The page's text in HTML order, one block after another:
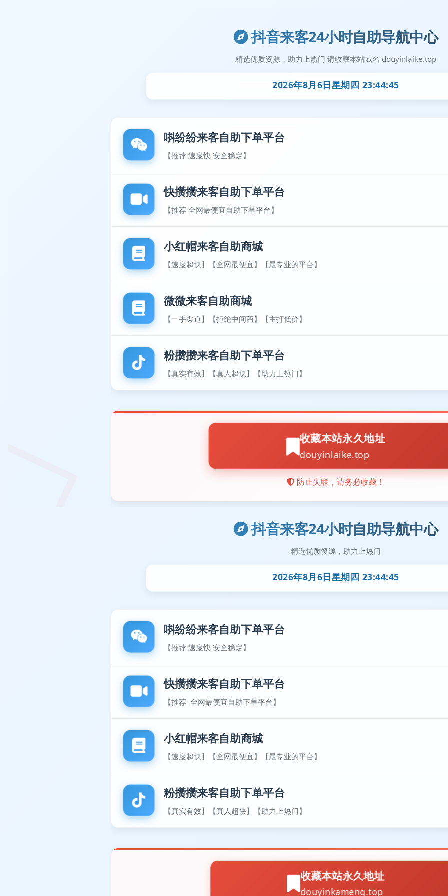
抖音来客24小时自助导航中心
精选优质资源，助力上热门
2026年8月6日星期四 23:44:46
唞纷纷来客自助下单平台
【推荐 速度快 安全稳定】
快攒攒来客自助下单平台
【推荐 全网最便宜自助下单平台】
小红帽来客自助商城
【速度超快】【全网最便宜】【最专业的平台】
粉攒攒来客自助下单平台
【真实有效】【真人超快】【助力上热门】
收藏本站永久地址
douyinkameng.top